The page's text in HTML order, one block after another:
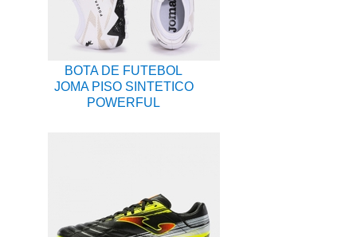
BOTA DE FUTEBOL
JOMA PISO SINTETICO
POWERFUL